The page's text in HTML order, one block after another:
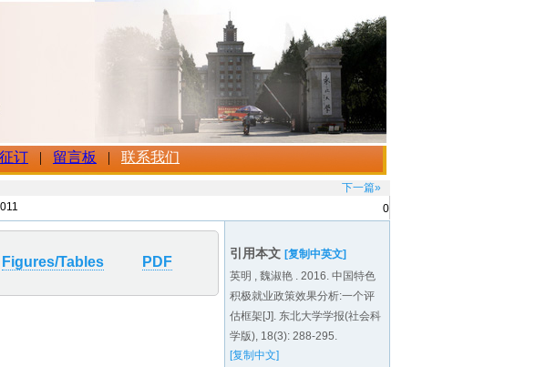
下一篇»
0
引用本文 [复制中英文]
英明 , 魏淑艳 . 2016. 中国特色
积极就业政策效果分析:一个评
估框架[J]. 东北大学学报(社会科
学版), 18(3): 288-295.
[复制中文]
Figures/Tables PDF